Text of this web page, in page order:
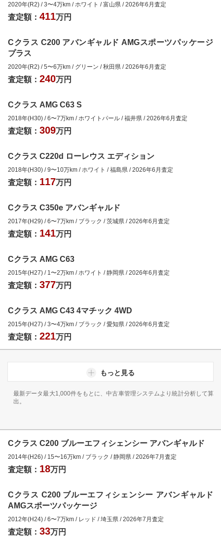
2020年(R2) /3〜4万km / ホワイト /富山県 /2026年6月査定
査定額： 411万円
Cクラス C200 アバンギャルド AMGスポーツパッケージ
プラス
2020年(R2) /5〜6万km / グリーン /秋田県 /2026年6月査定
査定額： 240万円
Cクラス AMG C63 S
2018年(H30) /6〜7万km / ホワイトパール /福井県 /2026年6月査定
査定額： 309万円
Cクラス C220d ローレウス エディション
2018年(H30) /9〜10万km / ホワイト /福島県 /2026年6月査定
査定額： 117万円
Cクラス C350e アバンギャルド
2017年(H29) /6〜7万km / ブラック /茨城県 /2026年6月査定
査定額： 141万円
Cクラス AMG C63
2015年(H27) / 1 〜2万km / ホワイト /静岡県 /2026年6月査定
査定額： 377万円
Cクラス AMG C43 4マチック 4WD
2015年(H27) /3〜4万km / ブラック /愛知県 /2026年6月査定
査定額： 221万円
もっと見る
最新データ最大1,000件をもとに、中古車管理システムより統計分析して算
出。
Cクラス C200 ブルーエフィシェンシー アバンギャルド
2014年(H26) / 15〜16万km / ブラック /静岡県 /2026年7月査定
査定額： 18万円
Cクラス C200 ブルーエフィシェンシー アバンギャルド
AMGスポーツパッケージ
2012年(H24) /6〜7万km / レッド /埼玉県 /2026年7月査定
査定額： 33万円